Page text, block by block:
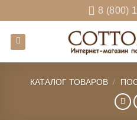
to
content
8 (800)
КАТАЛОГ ТОВАРОВ /